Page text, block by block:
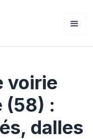
voirie
(58) :
dalles